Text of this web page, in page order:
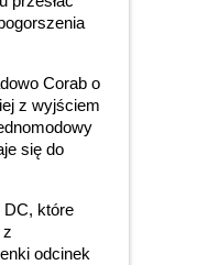
Corab o
z wyjściem
się do
DC, które
odcinek